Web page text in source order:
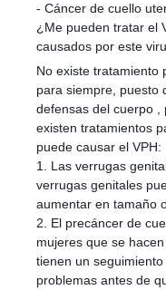
- Cáncer de cuello
¿Me pueden tratar el
causados por este
No existe tratamiento
para siempre, puesto
defensas del cuerpo ,
existen tratamientos
puede causar el VPH:
1. Las verrugas
verrugas genitales
aumentar en tamaño
2. El precáncer de
mujeres que se
tienen un
problemas antes de